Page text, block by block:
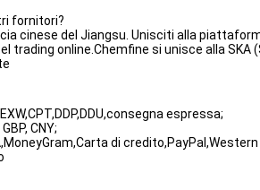
fornitori?
cinese del Jiangsu. Unisciti alla
trading online.Chemfine si unisce alla SKA
espressa;
CNY;
di credito,PayPal,Western